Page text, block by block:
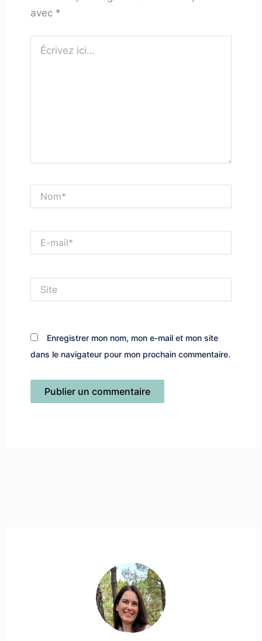
avec *
ici…
mail*
Enregistrer mon nom, mon e-mail et mon site
dans le navigateur pour mon prochain commentaire.